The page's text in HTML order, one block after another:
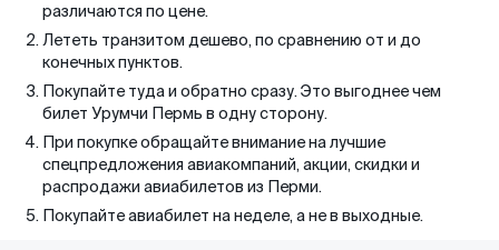
различаются по цене.
Лететь транзитом дешево, по сравнению от и до
конечных пунктов.
Покупайте туда и обратно сразу. Это выгоднее чем
билет Урумчи Пермь в одну сторону.
При покупке обращайте внимание на лучшие
спецпредложения авиакомпаний, акции, скидки и
распродажи авиабилетов из Перми.
Покупайте авиабилет на неделе, а не в выходные.